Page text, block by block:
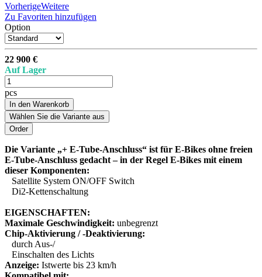
VorherigeWeitere
Zu Favoriten hinzufügen
Option
22 900 €
Auf Lager
pcs
In den Warenkorb
Wählen Sie die Variante aus
Die Variante „+ E-Tube-Anschluss“ ist für E-Bikes ohne freien
E-Tube-Anschluss gedacht – in der Regel E-Bikes mit einem
dieser Komponenten:
Satellite System ON/OFF Switch
Di2-Kettenschaltung
EIGENSCHAFTEN:
Maximale Geschwindigkeit: unbegrenzt
Chip-Aktivierung / -Deaktivierung:
durch Aus-/
Einschalten des Lichts
Anzeige: Istwerte bis 23 km/h